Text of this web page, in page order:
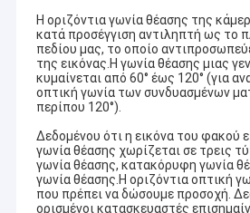
Η οριζόντια γωνία θέασης της
κατά προσέγγιση αντιληπτή ως το
πεδίου μας, το οποίο
της εικόνας.Η γωνία θέασης μιας
κυμαίνεται από 60° έως 120° (για
οπτική γωνία των συνδυασμένων
περίπου 120°).
Δεδομένου ότι η εικόνα του φακού
γωνία θέασης χωρίζεται σε τρεις
γωνία θέασης, κατακόρυφη γωνία
γωνία θέασης.Η οριζόντια οπτική
που πρέπει να δώσουμε προσοχή.
ορισμένοι κατασκευαστές